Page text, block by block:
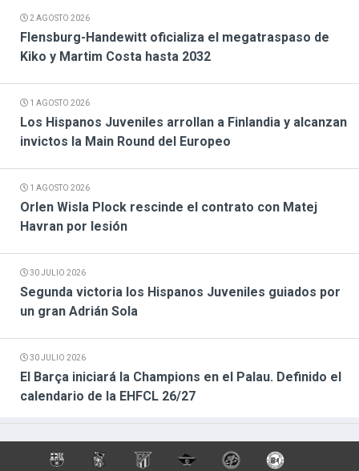
2 AGOSTO 2026
Flensburg-Handewitt oficializa el megatraspaso de
Kiko y Martim Costa hasta 2032
1 AGOSTO 2026
Los Hispanos Juveniles arrollan a Finlandia y alcanzan
invictos la Main Round del Europeo
1 AGOSTO 2026
Orlen Wisla Plock rescinde el contrato con Matej
Havran por lesión
30 JULIO 2026
Segunda victoria los Hispanos Juveniles guiados por
un gran Adrián Sola
30 JULIO 2026
El Barça iniciará la Champions en el Palau. Definido el
calendario de la EHFCL 26/27